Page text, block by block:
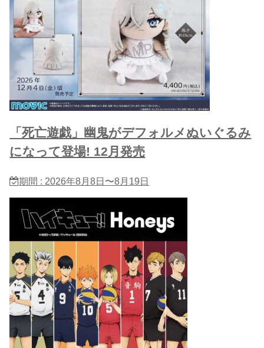
「死亡遊戯」幽鬼がデフォルメぬいぐるみ
になって登場! 12月発売
期間 : 2026年8月8日〜8月19日